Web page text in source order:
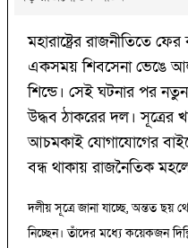
মহারাষ্ট্রের রাজনীতিতে
একসময় শিবসেনা ভেঙে
শিন্ডে। সেই ঘটনার পর
উদ্ধব ঠাকরের দল। সূত্রের
আচমকাই যোগাযোগের
বন্ধ থাকায় রাজনৈতিক
দলীয় সূত্রে জানা যাচ্ছে, অন্তত ছয়
নিচ্ছেন। তাঁদের মধ্যে কয়েকজন